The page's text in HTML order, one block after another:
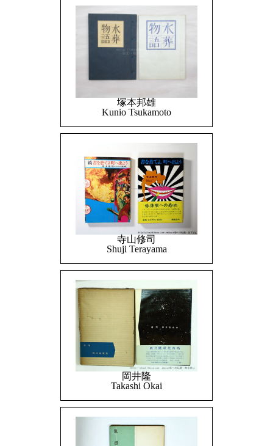
塚本邦雄
Kunio Tsukamoto
寺山修司
Shuji Terayama
岡井隆
Takashi Okai